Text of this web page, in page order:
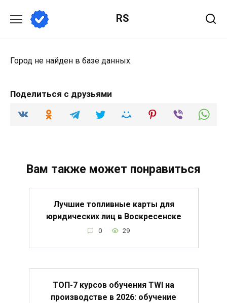
содержанию
RS
Город не найден в базе данных.
Поделиться с друзьями
Вам также может понравиться
Лучшие топливные карты для
юридических лиц в Воскресенске
0 29
ТОП-7 курсов обучения TWI на
производстве в 2026: обучение